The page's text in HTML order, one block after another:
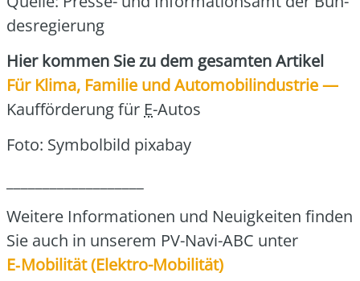
des­re­gie­rung
Hier kom­men Sie zu dem gesam­ten Arti­kel
Für Kli­ma, Fami­lie und Auto­mo­bil­in­dus­trie —
Kauf­för­de­rung für E-Autos
Foto: Sym­bol­bild pix­a­bay
Wei­te­re Infor­ma­tio­nen und Neu­ig­kei­ten fin­den
Sie auch in unse­rem PV-Navi-ABC unter
E‑Mobilität (Elek­tro-Mobi­li­tät)